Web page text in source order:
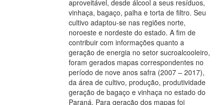
aproveitável, desde álcool a seus resíduos,
vinhaça, bagaço, palha e torta de filtro. Seu
cultivo adaptou-se nas regiões norte,
noroeste e nordeste do estado. A fim de
contribuir com informações quanto a
geração de energia no setor sucroalcooleiro,
foram gerados mapas correspondentes no
período de nove anos safra (2007 – 2017),
da área de cultivo, produção, produtividade
geração de bagaço e vinhaça no estado do
Paraná. Para geração dos mapas foi